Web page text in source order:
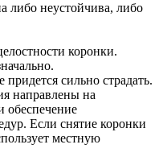
либо неустойчива, либо
коронки.
сильно страдать.
направлены на
обеспечение
Если снятие коронки
местную